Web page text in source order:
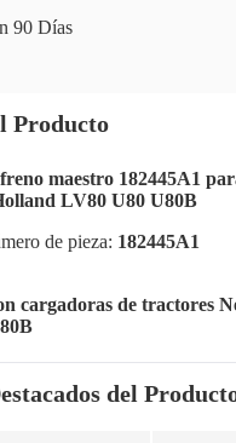
90 Días
Producto
maestro 182445A1
LV80 U80 U80B
de pieza: 182445A1
cargadoras de tractores
del